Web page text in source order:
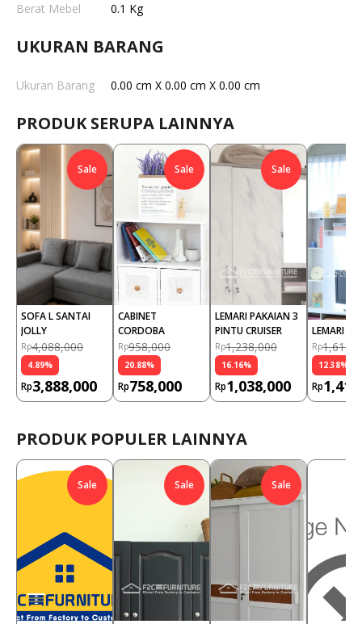
Berat Mebel
0.1 Kg
UKURAN BARANG
Ukuran Barang 0.00 cm X 0.00 cm X 0.00 cm
PRODUK SERUPA LAINNYA
Sale
SOFA L SANTAI
JOLLY
Rp4,088,000
4.89%
Rp3,888,000
Sale
CABINET
CORDOBA
Rp958,000
20.88%
Rp758,000
Sale
LEMARI PAKAIAN 3
PINTU CRUISER
Rp1,238,000
16.16%
Rp1,038,000
LEMARI
Rp
12.38%
Rp
PRODUK POPULER LAINNYA
Sale Sale Sale